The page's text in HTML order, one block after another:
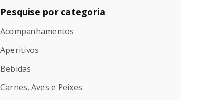
Pesquise por categoria
Acompanhamentos
Aperitivos
Bebidas
Carnes, Aves e Peixes